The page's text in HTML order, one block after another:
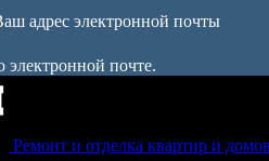
адрес электронной почты
почте.
Ремонт и отделка квартир и